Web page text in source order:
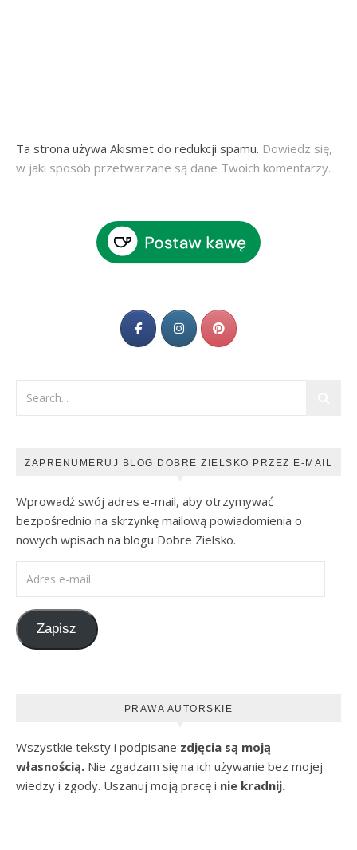
Ta strona używa Akismet do redukcji spamu. Dowiedz się,
w jaki sposób przetwarzane są dane Twoich komentarzy.
ZAPRENUMERUJ BLOG DOBRE ZIELSKO PRZEZ E-MAIL
Wprowadź swój adres e-mail, aby otrzymywać
bezpośrednio na skrzynkę mailową powiadomienia o
nowych wpisach na blogu Dobre Zielsko.
Zapisz
PRAWA AUTORSKIE
Wszystkie teksty i podpisane zdjęcia są moją
własnością. Nie zgadzam się na ich używanie bez mojej
wiedzy i zgody. Uszanuj moją pracę i nie kradnij.